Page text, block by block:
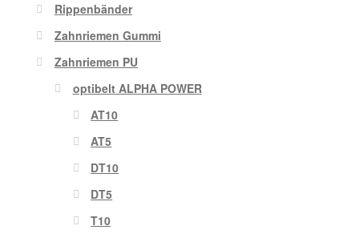
Rippenbänder
Zahnriemen Gummi
Zahnriemen PU
optibelt ALPHA POWER
AT10
AT5
DT10
DT5
T10